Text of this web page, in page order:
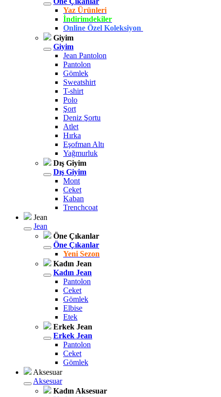
Yaz Ürünleri
İndirimdekiler
Online Özel Koleksiyon
Giyim
Giyim
Jean Pantolon
Pantolon
Gömlek
Sweatshirt
T-shirt
Polo
Şort
Deniz Şortu
Atlet
Hırka
Eşofman Altı
Yağmurluk
Dış Giyim
Dış Giyim
Mont
Ceket
Kaban
Trenchcoat
Jean
Jean
Öne Çıkanlar
Öne Çıkanlar
Yeni Sezon
Kadın Jean
Kadın Jean
Pantolon
Ceket
Gömlek
Elbise
Etek
Erkek Jean
Erkek Jean
Pantolon
Ceket
Gömlek
Aksesuar
Aksesuar
Kadın Aksesuar